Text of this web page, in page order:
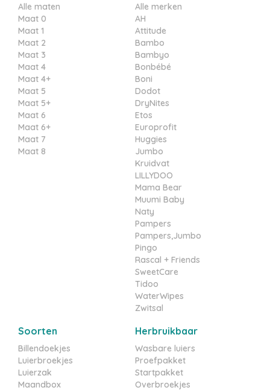
Alle maten
Maat 0
Maat 1
Maat 2
Maat 3
Maat 4
Maat 4+
Maat 5
Maat 5+
Maat 6
Maat 6+
Maat 7
Maat 8
Alle merken
AH
Attitude
Bambo
Bambyo
Bonbébé
Boni
Dodot
DryNites
Etos
Europrofit
Huggies
Jumbo
Kruidvat
LILLYDOO
Mama Bear
Muumi Baby
Naty
Pampers
Pampers,Jumbo
Pingo
Rascal + Friends
SweetCare
Tidoo
WaterWipes
Zwitsal
Soorten
Billendoekjes
Luierbroekjes
Luierzak
Maandbox
Herbruikbaar
Wasbare luiers
Proefpakket
Startpakket
Overbroekjes